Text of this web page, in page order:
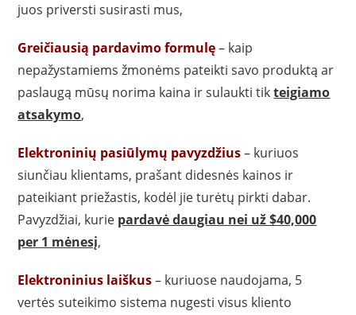
juos priversti susirasti mus,
Greičiausią pardavimo formulę– kaip
nepažystamiems žmonėms pateikti savo produktą ar
paslaugą mūsų norima kaina ir sulaukti tikteigiamo
atsakymo,
Elektroninių pasiūlymų pavyzdžius– kuriuos
siunčiau klientams, prašant didesnės kainos ir
pateikiant priežastis, kodėl jie turėtų pirkti dabar.
Pavyzdžiai, kurie pardavė daugiau nei už $40,000
per 1 mėnesį,
Elektroninius laiškus– kuriuose naudojama, 5
vertės suteikimo sistema nugesti visus kliento